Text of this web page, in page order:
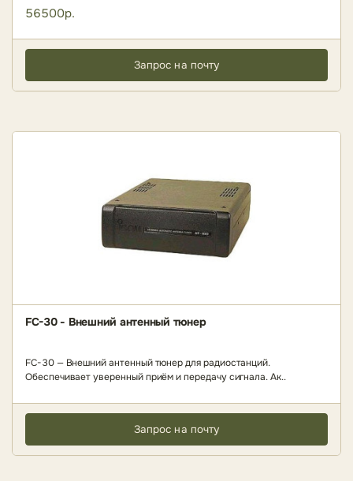
56500р.
Запрос на почту
FC-30 - Внешний антенный тюнер
FC-30 — Внешний антенный тюнер для радиостанций.
Обеспечивает уверенный приём и передачу сигнала. Ак..
Запрос на почту